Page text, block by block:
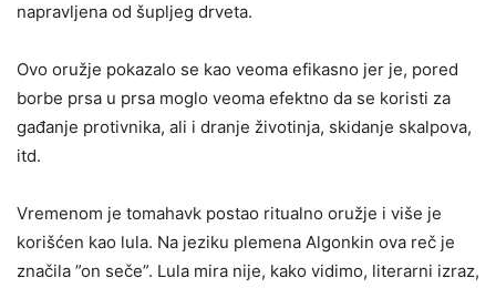
napravljena od šupljeg drveta.
Ovo oružje pokazalo se kao veoma efikasno jer je, pored
borbe prsa u prsa moglo veoma efektno da se koristi za
gađanje protivnika, ali i dranje životinja, skidanje skalpova,
itd.
Vremenom je tomahavk postao ritualno oružje i više je
korišćen kao lula. Na jeziku plemena Algonkin ova reč je
značila ”on seče”. Lula mira nije, kako vidimo, literarni izraz,